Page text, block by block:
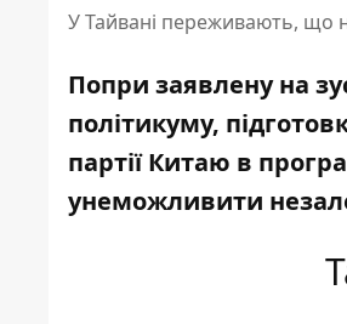
У Тайвані переживають, що
Попри заявленуна
політикуму,
партії Китаю в
унеможливити